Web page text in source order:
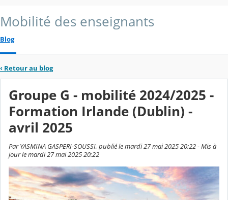
Mobilité des enseignants
Blog
‹ Retour au blog
Groupe G - mobilité 2024/2025 -
Formation Irlande (Dublin) -
avril 2025
Par YASMINA GASPERI-SOUSSI, publié le mardi 27 mai 2025 20:22 - Mis à
jour le mardi 27 mai 2025 20:22